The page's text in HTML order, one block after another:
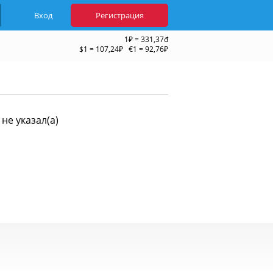
Вход Регистрация
1₽ = 331,37đ
$1 = 107,24₽ €1 = 92,76₽
указал(а)